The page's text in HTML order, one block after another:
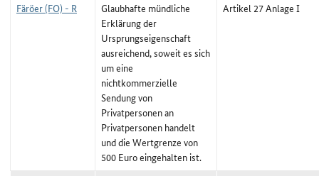
Färöer (FO) - R
Glaubhafte mündliche
Erklärung der
Ursprungseigenschaft
ausreichend, soweit es sich
um eine
nichtkommerzielle
Sendung von
Privatpersonen an
Privatpersonen handelt
und die Wertgrenze von
500 Euro eingehalten ist.
Artikel 27 Anlage I